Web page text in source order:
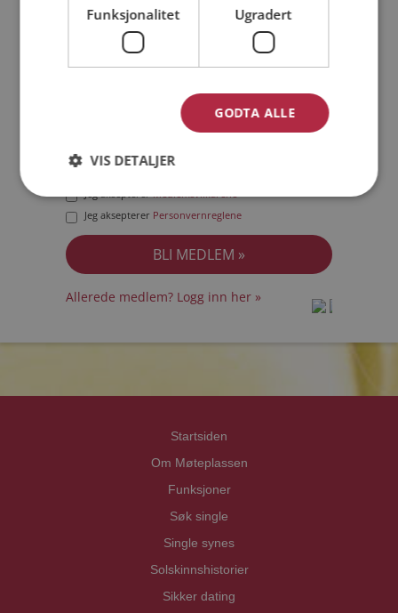
Min alder:
Jeg akseptererMedlemsvilkårene
Jeg aksepterer Personvernreglene
Allerede medlem? Logg inn her »
Startsiden
Om Møteplassen
Funksjoner
Søk single
Single synes
Solskinnshistorier
Sikker dating
Funksjonalitet Ugradert
GODTA ALLE
VIS DETALJER